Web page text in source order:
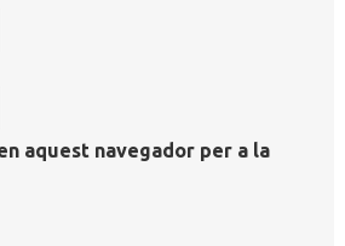
aquest navegador per a la